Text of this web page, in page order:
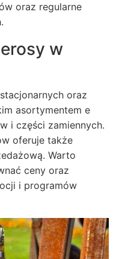
oraz regularne
w
oraz
asortymentem e
i części zamiennych.
oferuje także
Warto
ceny oraz
i programów